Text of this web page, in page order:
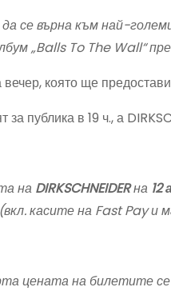
се върна към най-
„Balls To The Wall“
която ще
за публика в 19 ч., а
на DIRKSCHNEIDERна 12
касите на Fast Pay и
цената на билетите